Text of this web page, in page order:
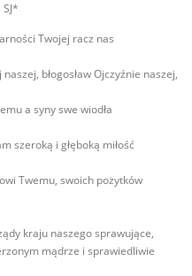
Twojej racz nas
błogosław Ojczyźnie naszej,
a syny swe wiodła
szeroką i głęboką miłość
Twemu, swoich pożytków
kraju naszego sprawujące,
mądrze i sprawiedliwie